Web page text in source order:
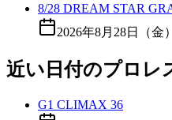
8/28 DREAM STAR
2026年8月28日（金）
近い日付のプロレ
G1 CLIMAX 36